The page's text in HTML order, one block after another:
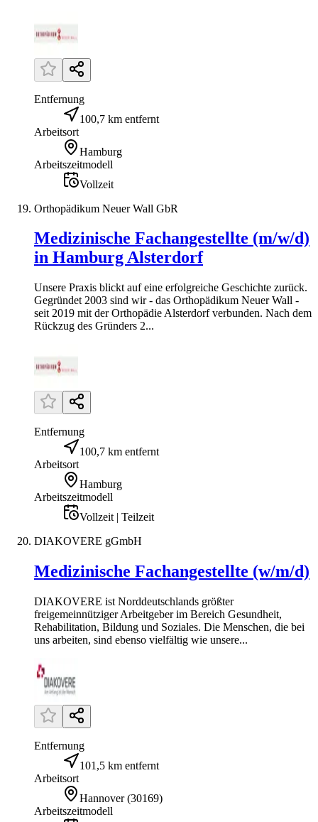
Entfernung
100,7 km entfernt
Arbeitsort
Hamburg
Arbeitszeitmodell
Vollzeit
Orthopädikum Neuer Wall GbR
Medizinische Fachangestellte (m/w/d)
in Hamburg Alsterdorf
Unsere Praxis blickt auf eine erfolgreiche Geschichte zurück.
Gegründet 2003 sind wir - das Orthopädikum Neuer Wall -
seit 2019 mit der Orthopädie Alsterdorf verbunden. Nach dem
Rückzug des Gründers 2...
Entfernung
100,7 km entfernt
Arbeitsort
Hamburg
Arbeitszeitmodell
Vollzeit | Teilzeit
DIAKOVERE gGmbH
Medizinische Fachangestellte (w/m/d)
DIAKOVERE ist Norddeutschlands größter
freigemeinnütziger Arbeitgeber im Bereich Gesundheit,
Rehabilitation, Bildung und Soziales. Die Menschen, die bei
uns arbeiten, sind ebenso vielfältig wie unsere...
Entfernung
101,5 km entfernt
Arbeitsort
Hannover (30169)
Arbeitszeitmodell